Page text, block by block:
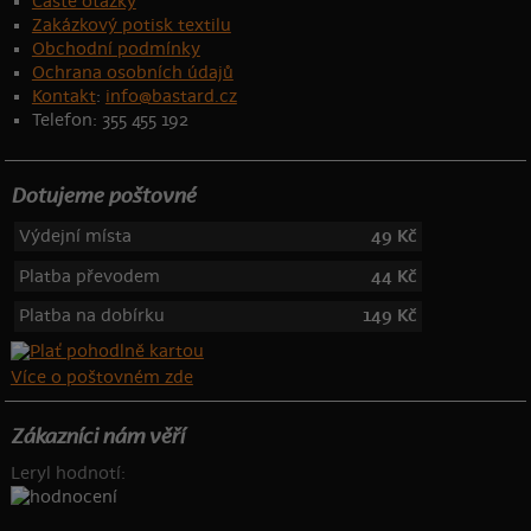
Zakázkový potisk textilu
Obchodní podmínky
Ochrana osobních údajů
Kontakt: info@bastard.cz
Telefon: 355 455 192
Dotujeme poštovné
Výdejní místa
49 Kč
Platba převodem
44 Kč
Platba na dobírku
149 Kč
Více o poštovném zde
Zákazníci nám věří
Leryl hodnotí: